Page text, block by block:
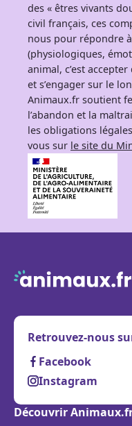
des « êtres vivants
civil français, ces
nous pour répondre
(physiologiques,
animal, c’est
et s’engager sur le
Animaux.fr soutient
l’abandon et la
les obligations
vous sur le site du
Retrouvez-nous
Facebook
Instagram
Découvrir